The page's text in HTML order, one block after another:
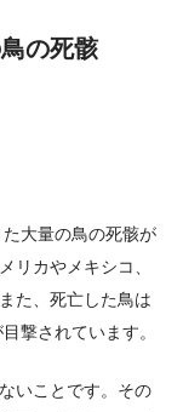
の死骸
大量の鳥の死骸が
リカやメキシコ、
た、死亡した鳥は
撃されています。
いことです。その